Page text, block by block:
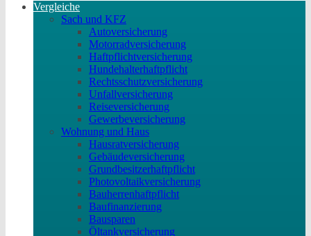
Vergleiche
Sach und KFZ
Autoversicherung
Motorradversicherung
Haftpflichtversicherung
Hundehalterhaftpflicht
Rechtsschutzversicherung
Unfallversicherung
Reiseversicherung
Gewerbeversicherung
Wohnung und Haus
Hausratversicherung
Gebäudeversicherung
Grundbesitzerhaftpflicht
Photovoltaikversicherung
Bauherrenhaftpflicht
Baufinanzierung
Bausparen
Öltankversicherung